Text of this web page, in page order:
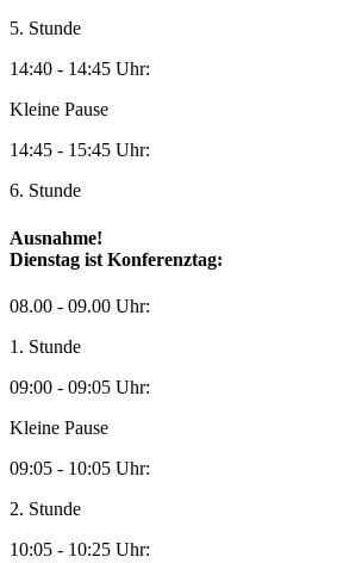
5. Stunde
14:40 - 14:45 Uhr:
Kleine Pause
14:45 - 15:45 Uhr:
6. Stunde
Ausnahme!
Dienstag ist Konferenztag:
08.00 - 09.00 Uhr:
1. Stunde
09:00 - 09:05 Uhr:
Kleine Pause
09:05 - 10:05 Uhr:
2. Stunde
10:05 - 10:25 Uhr: